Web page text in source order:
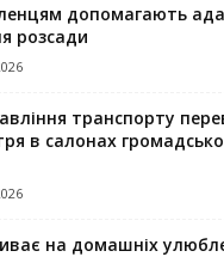
допомагають
розсади
транспорту
в салонах
на домашніх